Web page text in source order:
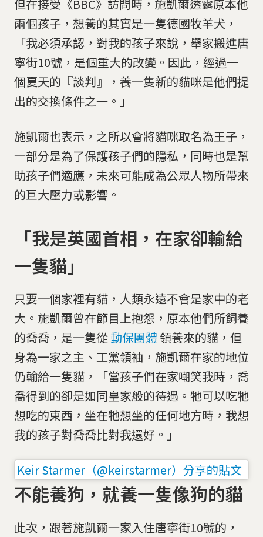
但在接受《BBC》訪問時，施凱爾透露原本他
兩個孩子，想養的其實是一隻德國牧羊犬，
「我必須承認，對我的孩子來說，舉家搬進唐
寧街10號，是個重大的改變。因此，經過一
個夏天的『談判』，養一隻新的貓咪是他們提
出的交換條件之一。」
施凱爾也表示，之所以會將貓咪取名為王子，
一部分是為了保護孩子們的隱私，同時也是幫
助孩子們適應，未來可能成為公眾人物所帶來
的巨大壓力或影響。
「我是英國首相，在家卻輸給
一隻貓」
只要一個家裡有貓，人類永遠不會是家中的老
大。施凱爾曾在節目上抱怨，原本他們所飼養
的喬喬，是一隻從動保團體領養來的貓，但
身為一家之主、工黨領袖，施凱爾在家的地位
仍輸給一隻貓，「當孩子們在家嘲笑我時，喬
喬得到的卻是如同皇家般的待遇。牠可以吃牠
想吃的東西，坐在牠想坐的任何地方時，我想
我的孩子對喬喬比對我還好。」
Keir Starmer（@keirstarmer）分享的貼文
不能養狗，就養一隻像狗的貓
此次，跟著施凱爾一家入住唐寧街10號的，